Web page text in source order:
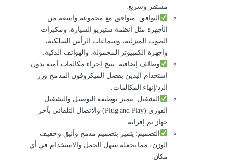
مستقر وسريع.
التوافق: متوافق مع مجموعة واسعة من
الأجهزة مثل أنظمة ستيريو السيارة، ومكبرات
الصوت المنزلية، وسماعات الرأس السلكية،
وأجهزة الكمبيوتر المحمولة، والهواتف الذكية.
وظائف إضافية: يتيح إجراء مكالمات آمنة بدون
استخدام اليدين بفضل الميكروفون المدمج وزر
الرد/إنهاء المكالمات.
التشغيل: يتميز بوظيفة التوصيل والتشغيل
الفوري (Plug and Play) والاتصال التلقائي بآخر
جهاز تم إقرانه.
التصميم: يتميز بتصميم مدمج وأنيق وخفيف
الوزن، مما يجعله سهل الحمل والاستخدام في أي
مكان.